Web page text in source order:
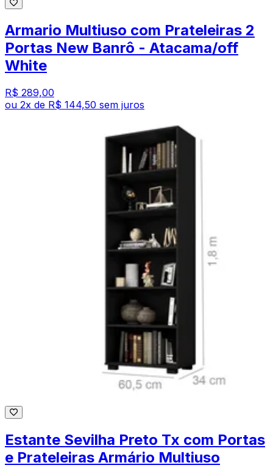
Armario Multiuso com Prateleiras 2
Portas New Banrô - Atacama/off
White
R$ 289,00
ou 2x de R$ 144,50 sem juros
Estante Sevilha Preto Tx com Portas
e Prateleiras Armário Multiuso